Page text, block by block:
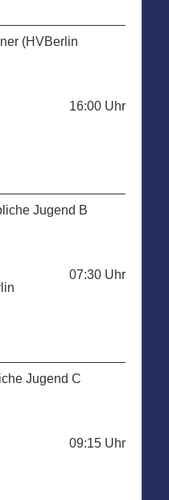
(HVBerlin
16:00 Uhr
Jugend B
07:30 Uhr
Jugend C
09:15 Uhr